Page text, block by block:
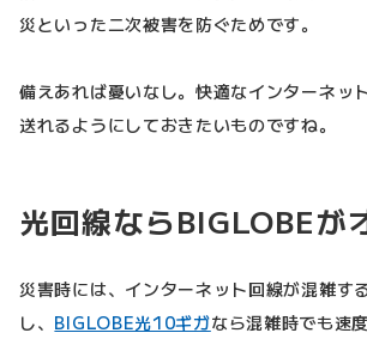
災といった二次被害を防ぐためです。
備えあれば憂いなし。快適なインターネッ
送れるようにしておきたいものですね。
光回線ならBIGLOBEが
災害時には、インターネット回線が混雑す
し、 BIGLOBE光10ギガなら混雑時でも速